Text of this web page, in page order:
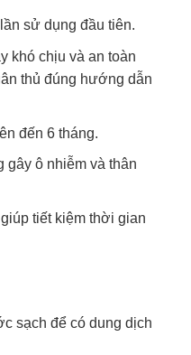
sử dụng đầu tiên.
khó chịu và an toàn
thủ đúng hướng dẫn
đến 6 tháng.
gây ô nhiễm và thân
tiết kiệm thời gian
sạch để có dung dịch